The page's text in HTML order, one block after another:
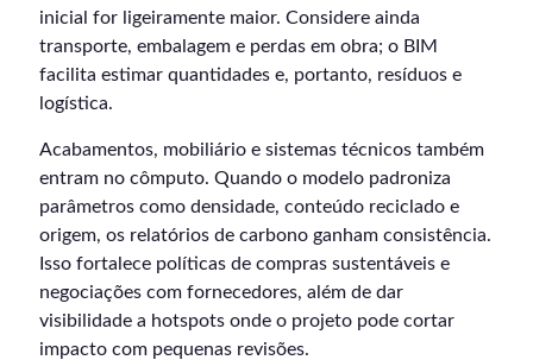
inicial for ligeiramente maior. Considere ainda
transporte, embalagem e perdas em obra; o BIM
facilita estimar quantidades e, portanto, resíduos e
logística.
Acabamentos, mobiliário e sistemas técnicos também
entram no cômputo. Quando o modelo padroniza
parâmetros como densidade, conteúdo reciclado e
origem, os relatórios de carbono ganham consistência.
Isso fortalece políticas de compras sustentáveis e
negociações com fornecedores, além de dar
visibilidade a hotspots onde o projeto pode cortar
impacto com pequenas revisões.